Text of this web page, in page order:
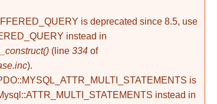
is deprecated since 8.5, use
instead in
(line 334 of
).
is
instead in